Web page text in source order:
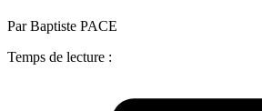
Par Baptiste PACE
Temps de lecture :